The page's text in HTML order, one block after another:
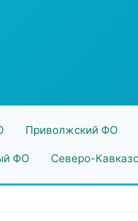
Приволжский ФО
ФО Северо-